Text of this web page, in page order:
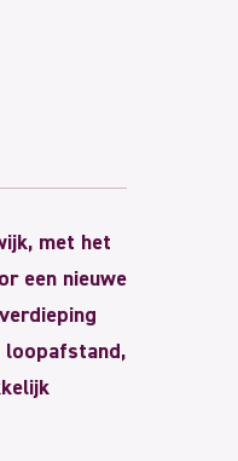
met het
een nieuwe
loopafstand,